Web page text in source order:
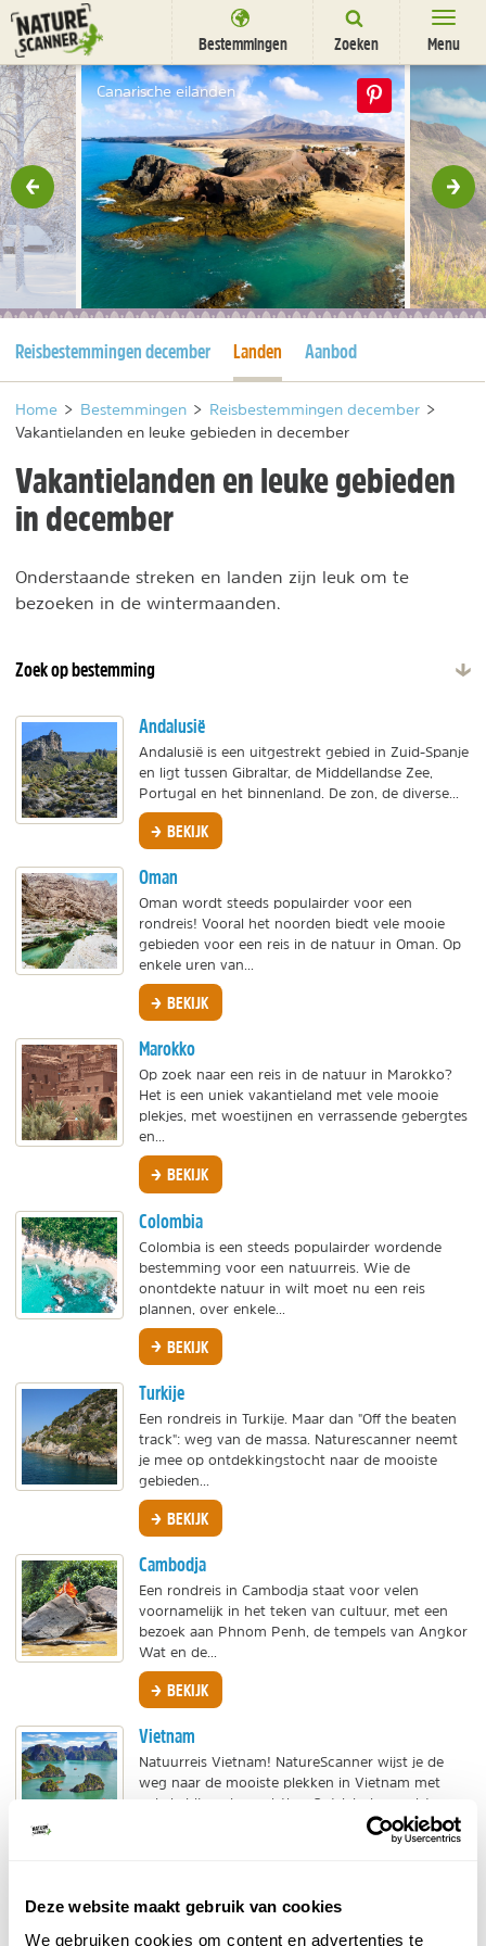
Deze website maakt gebruik van cookies
We gebruiken cookies om content en advertenties te
Ga
naar
content
Bestemmingen Zoeken Menu
Bestemmingen
Overnachten
Activiteiten
Natuurparken
Dieren
Nieuwsbrief Uitgelicht
Canarische eilanden
Huidige pagina
Reisbestemmingen december Huidige pagina
Landen Aanbod
Home > Bestemmingen > Reisbestemmingen december >
Vakantielanden en leuke gebieden in december
Vakantielanden en leuke gebieden
in december
Onderstaande streken en landen zijn leuk om te
bezoeken in de wintermaanden.
Zoek op bestemming
Andalusië
Andalusië is een uitgestrekt gebied in Zuid-Spanje
en ligt tussen Gibraltar, de Middellandse Zee,
Portugal en het binnenland. De zon, de diverse...
BEKIJK
Oman
Oman wordt steeds populairder voor een
rondreis! Vooral het noorden biedt vele mooie
gebieden voor een reis in de natuur in Oman. Op
enkele uren van...
BEKIJK
Marokko
Op zoek naar een reis in de natuur in Marokko?
Het is een uniek vakantieland met vele mooie
plekjes, met woestijnen en verrassende gebergtes
en...
BEKIJK
Colombia
Colombia is een steeds populairder wordende
bestemming voor een natuurreis. Wie de
onontdekte natuur in wilt moet nu een reis
plannen, over enkele...
BEKIJK
Turkije
Een rondreis in Turkije. Maar dan "Off the beaten
track": weg van de massa. Naturescanner neemt
je mee op ontdekkingstocht naar de mooiste
gebieden...
BEKIJK
Cambodja
Een rondreis in Cambodja staat voor velen
voornamelijk in het teken van cultuur, met een
bezoek aan Phnom Penh, de tempels van Angkor
Wat en de...
BEKIJK
Vietnam
Natuurreis Vietnam! NatureScanner wijst je de
weg naar de mooiste plekken in Vietnam met
enkele bijzondere reistips. Ontdek de mooiste
Kaapverdië
De Kaapverdische Eilanden, kortweg Kaapverdië,